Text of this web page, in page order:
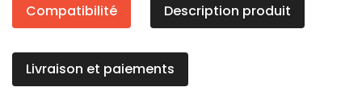
Compatibilité Description produit
Livraison et paiements